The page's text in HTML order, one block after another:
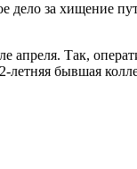
дело за хищение
апреля. Так,
бывшая